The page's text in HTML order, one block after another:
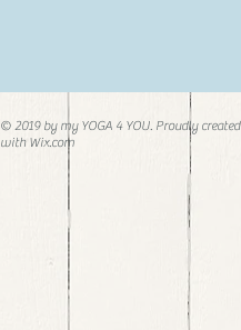
© 2019 by my YOGA 4 YOU. Proudly created
with Wix.com